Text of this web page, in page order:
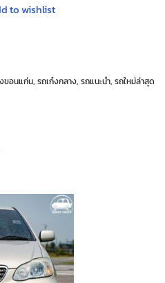
to wishlist
ขอนแก่น, รถเก๋งกลาง, รถแนะนำ, รถใหม่ล่าสุด